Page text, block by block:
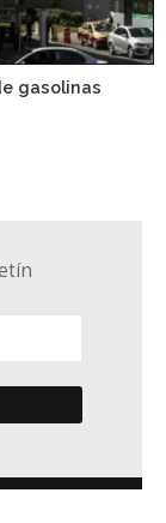
gasolinas